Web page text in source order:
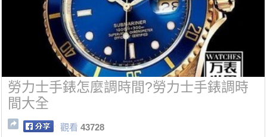
勞力士手錶怎麼調時間?勞力士手錶調時
間大全
觀看 43728